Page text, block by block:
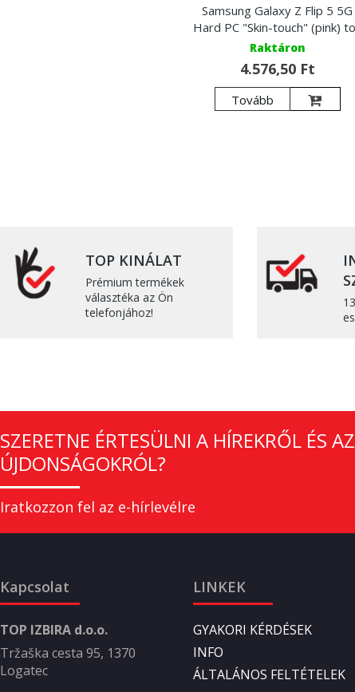
Samsung Galaxy Z Flip 5 5G
Hard PC "Skin-touch" (pink)
Raktáron
4.576,50 Ft
Tovább
TOP KINÁLAT
Prémium termékek
választéka az Ön
telefonjához!
SZERETNE ÉRTESÜLNI A HÍREKRŐL ÉS AZ
ÚJDONSÁGOKRÓL?
Iratkozzon fel az e-hírlevélre
Kapcsolat
TOP IZBIRA d.o.o.
Tržaška cesta 95, 1370
Logatec
LINKEK
GYAKORI KÉRDÉSEK
INFO
ÁLTALÁNOS FELTÉTELEK